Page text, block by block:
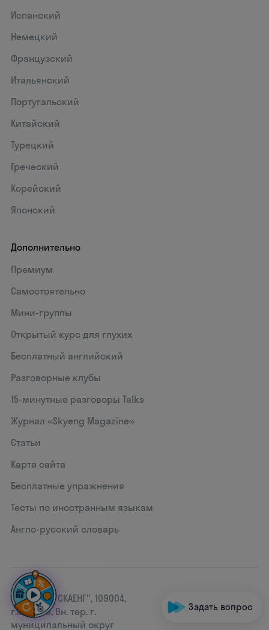
Испанский
Немецкий
Французский
Итальянский
Португальский
Китайский
Турецкий
Греческий
Корейский
Японский
Дополнительно
Премиум
Самостоятельно
Мини-группы
Открытый курс для глухих
Бесплатный английский
Разговорные клубы
15‑минутные разговоры Talks
Журнал «Skyeng Magazine»
Статьи
Карта сайта
Бесплатные упражнения
Тесты по иностранным языкам
Англо-русский словарь
ОАНО ДПО "СКАЕНГ", 109004,
г.Москва, Вн. тер. г.
муниципальный округ
Задать вопрос